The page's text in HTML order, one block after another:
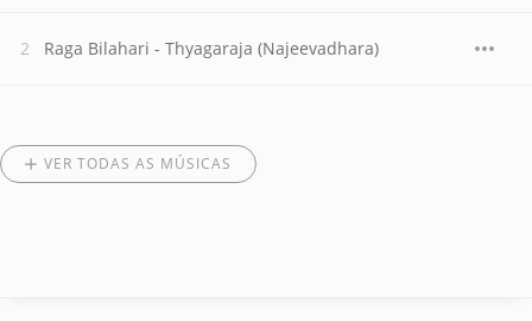
Raga Bilahari - Thyagaraja (Najeevadhara)
VER TODAS AS MÚSICAS